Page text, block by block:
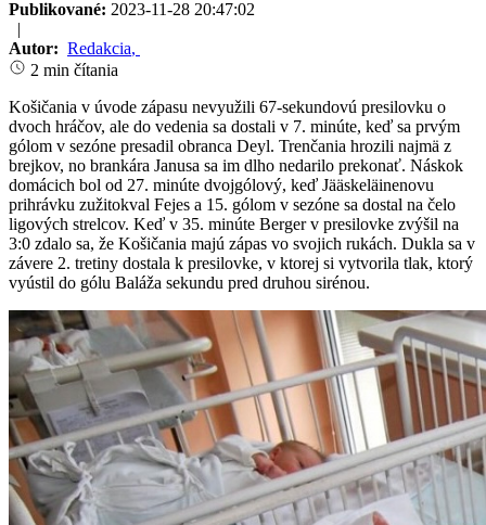
Publikované: 2023-11-28 20:47:02
|
Autor: Redakcia,
2 min čítania
Košičania v úvode zápasu nevyužili 67-sekundovú presilovku o
dvoch hráčov, ale do vedenia sa dostali v 7. minúte, keď sa prvým
gólom v sezóne presadil obranca Deyl. Trenčania hrozili najmä z
brejkov, no brankára Janusa sa im dlho nedarilo prekonať. Náskok
domácich bol od 27. minúte dvojgólový, keď Jääskeläinenovu
prihrávku zužitokval Fejes a 15. gólom v sezóne sa dostal na čelo
ligových strelcov. Keď v 35. minúte Berger v presilovke zvýšil na
3:0 zdalo sa, že Košičania majú zápas vo svojich rukách. Dukla sa v
závere 2. tretiny dostala k presilovke, v ktorej si vytvorila tlak, ktorý
vyústil do gólu Baláža sekundu pred druhou sirénou.